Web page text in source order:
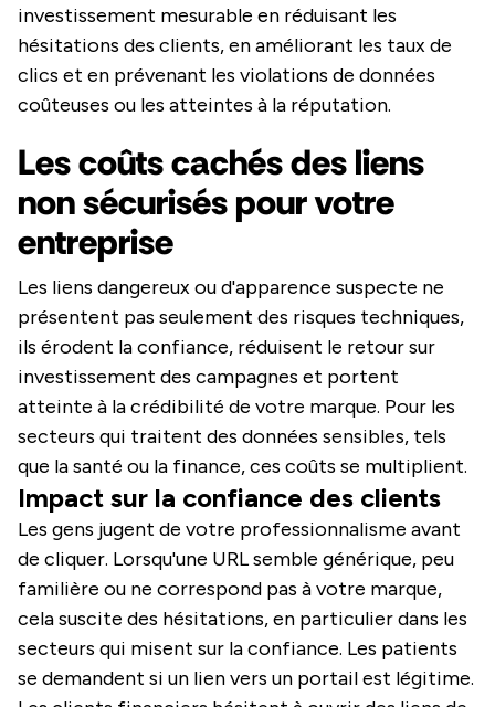
investissement mesurable en réduisant les
hésitations des clients, en améliorant les taux de
clics et en prévenant les violations de données
coûteuses ou les atteintes à la réputation.
Les coûts cachés des liens
non sécurisés pour votre
entreprise
Les liens dangereux ou d'apparence suspecte ne
présentent pas seulement des risques techniques,
ils érodent la confiance, réduisent le retour sur
investissement des campagnes et portent
atteinte à la crédibilité de votre marque. Pour les
secteurs qui traitent des données sensibles, tels
que la santé ou la finance, ces coûts se multiplient.
Impact sur la confiance des clients
Les gens jugent de votre professionnalisme avant
de cliquer. Lorsqu'une URL semble générique, peu
familière ou ne correspond pas à votre marque,
cela suscite des hésitations, en particulier dans les
secteurs qui misent sur la confiance. Les patients
se demandent si un lien vers un portail est légitime.